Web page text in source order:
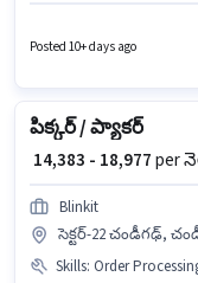
జరుగుతోంది. అదనపు PF
ఇప్పించబడతాయి. ఈ ఖాళీ
Posted 10+ days ago
పిక్కర్ / ప్యాకర్
₹ 14,383 - 18,977per
Blinkit
సెక్టర్-22 చండీగఢ్,
Skills: Order Processing, PAN Card, Bank